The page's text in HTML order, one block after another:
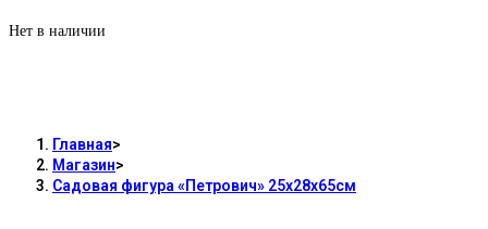
Нет в наличии
Главная>
Магазин>
Садовая фигура «Петрович» 25х28х65см